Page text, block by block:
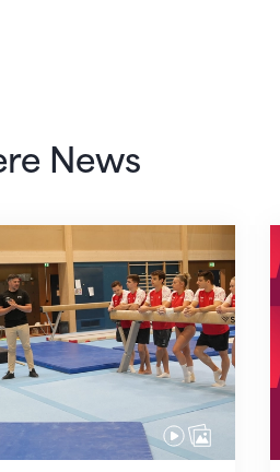
News
Zagreb